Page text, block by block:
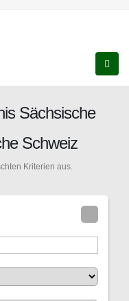
Sächsische
Schweiz
Kriterien aus.